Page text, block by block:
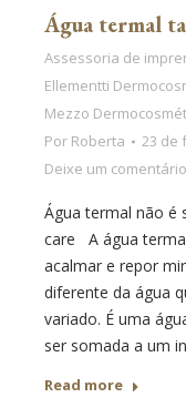
Água termal
Assessoria de
Ellementti
Mezzo
Por Roberta
23 de
Deixe um comentário
Água termal não é
care A água
acalmar e repor
diferente da água
variado. É uma
ser somada a um
Read more